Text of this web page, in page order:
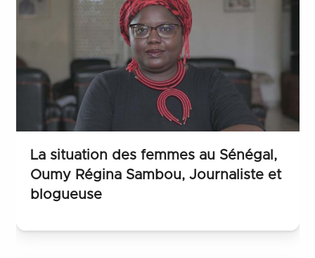
La situation des femmes au Sénégal,
Oumy Régina Sambou, Journaliste et
blogueuse